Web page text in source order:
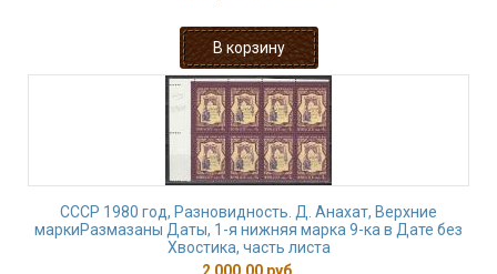
СССР 1980 год, Разновидность. Д. Анахат, Верхние
маркиРазмазаны Даты, 1-я нижняя марка 9-ка в Дате без
Хвостика, часть листа